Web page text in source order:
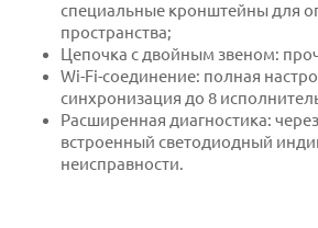
специальные кронштейны для
пространства;
Цепочка с двойным звеном:
Wi-Fi-соединение: полная
синхронизация до 8
Расширенная диагностика:
встроенный светодиодный
неисправности.